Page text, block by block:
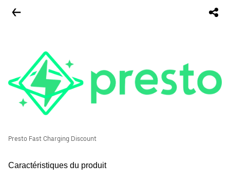
Presto Fast Charging Discount
Caractéristiques du produit